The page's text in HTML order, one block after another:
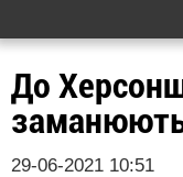
До
29-06-2021 10:51